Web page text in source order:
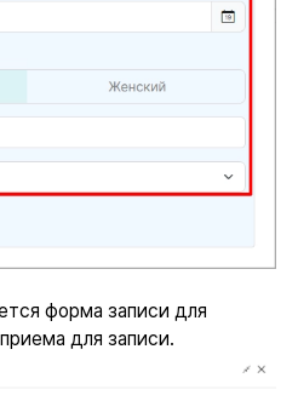
форма записи для
для записи.